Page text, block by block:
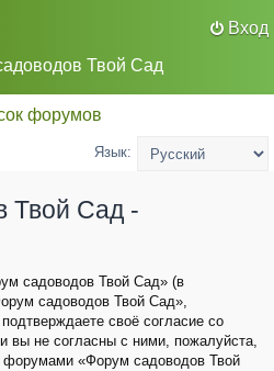
Вход
Твой Сад
форумов
Язык:
Твой Сад -
садоводов Твой Сад» (в
садоводов Твой Сад»,
своё согласие со
не согласны с ними, пожалуйста,
форумами «Форум садоводов Твой